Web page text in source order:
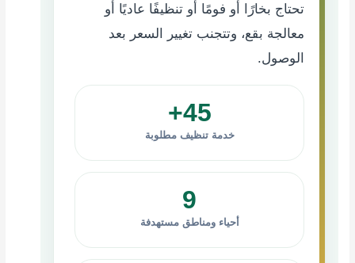
تحتاج بخارًا أو فومًا أو تنظيفًا عاديًا أو
معالجة بقع، وتتجنب تغيير السعر بعد
الوصول.
45+
خدمة تنظيف مطلوبة
9
أحياء ومناطق مستهدفة